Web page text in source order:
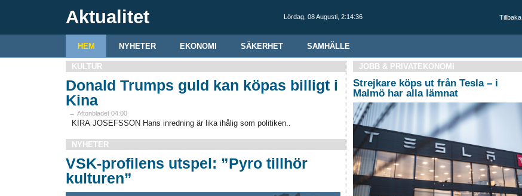
Aktualitet Lördag, 08 Augusti, 2:14:37 Tillbaka
HEM NYHETER EKONOMI SÄKERHET SAMHÄLLE
KULTUR
Donald Trumps guld kan köpas billigt i
Kina
→ Aftonbladet 04:00
KIRA JOSEFSSON Hans inredning är lika ihålig som politiken..
NYHETER
VSK-profilens utspel: ”Pyro tillhör
kulturen”
JOBB & PRIVATEKONOMI
Strejkare köps ut från Tesla – i
Malmö har alla lämnat